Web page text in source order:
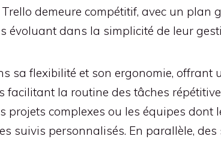
demeure compétitif, avec un
évoluant dans la simplicité de leur
sa flexibilité et son ergonomie,
la routine des tâches
projets complexes ou les équipes dont
suivis personnalisés. En parallèle,